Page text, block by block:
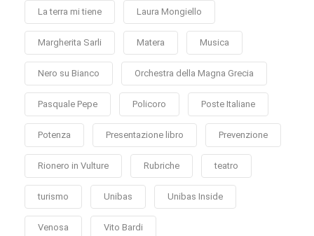
La terra mi tiene Laura Mongiello
Margherita Sarli Matera Musica
Nero su Bianco Orchestra della Magna Grecia
Pasquale Pepe Policoro Poste Italiane
Potenza Presentazione libro Prevenzione
Rionero in Vulture Rubriche teatro
turismo Unibas Unibas Inside
Venosa Vito Bardi